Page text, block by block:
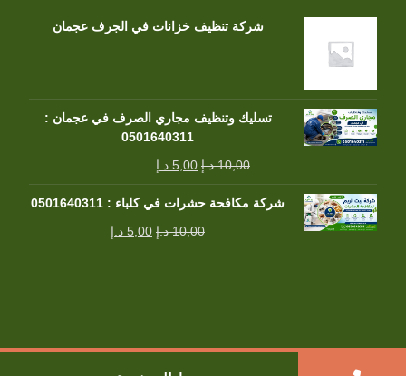
شركة تنظيف خزانات في الجرف عجمان
تسليك وتنظيف مجاري الصرف في عجمان :
0501640311
10,00 د.إ 5,00 د.إ
شركة مكافحة حشرات في كلباء : 0501640311
10,00 د.إ 5,00 د.إ